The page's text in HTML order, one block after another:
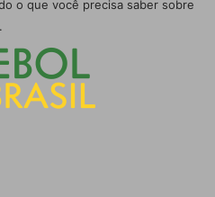
o que você precisa saber sobre